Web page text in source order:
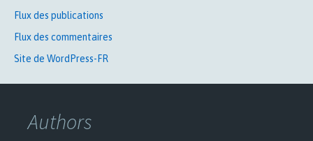
Flux des publications
Flux des commentaires
Site de WordPress-FR
Authors